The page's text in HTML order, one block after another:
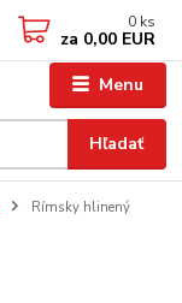
Menu
Hľadať
0 ks
za 0,00 EUR
Rímsky hlinený